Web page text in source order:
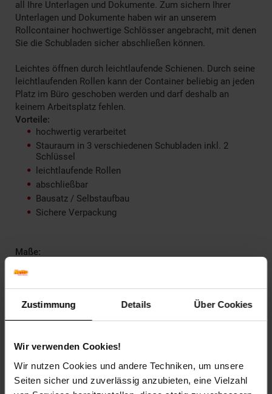
Zustimmung Details Über Cookies
Wir verwenden Cookies!
Wir nutzen Cookies und andere Techniken, um unsere
Seiten sicher und zuverlässig anzubieten, eine Vielzahl
all Ihre Unterlagen und Dokumente. Zum sichern Ihrer
Unterlagen und Dokumente haben wir an unserem
Rollcontainer hochwertige Schlösser angebracht, mit denen
Sie die Schubladen sicher abschließen können.
Leichtes öffnen durch leichtlaufende Schienen. Durch seine
leichtlaufenden Rollen kann der Container beliebig an jeden
Platz im Büro geschoben werden und darf deshalb an
keinem Arbeitsplatz fehlen.
Vorteile:
hochwertig verarbeitet
Stauraum in 3 verschiedenen Schubladen inkl. 2
Schlüssel
leichtlaufende Rollen
abschließbar
Bausatz / Selbstaufbau
Sichere Verpackung
Maße:
Gesamthöhe ohne Rollen: ca. 55,5 cm
Breite: ca. 39 cm
Tiefe: ca. 52 cm
Lieferumfang:
Rollcontainer inkl. 2 Schlüssel